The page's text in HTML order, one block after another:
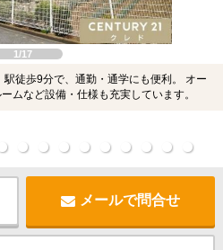
1/17
徒歩9分で、通勤・通学にも便利。 オー
ムなど設備・仕様も充実しています。
メールで問合せ